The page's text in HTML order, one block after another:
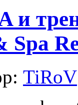
и
Spa
TiRoV